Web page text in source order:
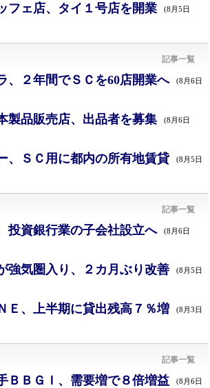
フェ店、タイ１号店を開業 (8月5日
記事一覧
、２年間でＳＣを60店開業へ (8月6日
製品販売店、出品者を募集 (8月6日
、ＳＣ用に都内の所有地賃貸 (8月5日
記事一覧
投資銀行業の子会社設立へ (8月6日
強気圏入り、２カ月ぶり改善 (8月5日
Ｅ、上半期に貸出残高７％増 (8月3日
記事一覧
ＢＢＧＩ、需要増で８倍増益 (8月6日